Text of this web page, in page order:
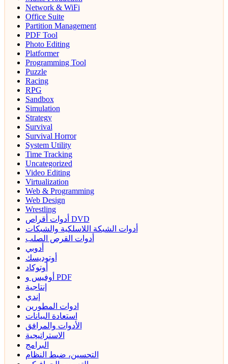
Network & WiFi
Office Suite
Partition Management
PDF Tool
Photo Editing
Platformer
Programming Tool
Puzzle
Racing
RPG
Sandbox
Simulation
Strategy
Survival
Survival Horror
System Utility
Time Tracking
Uncategorized
Video Editing
Virtualization
Web & Programming
Web Design
Wrestling
أدوات أقراص DVD
أدوات الشبكة اللاسلكية والشبكات
أدوات القرص الصلب
أدوبي
أوتوديسك
أوتوكاد
أوفيس و PDF
إنتاجية
إندي
ادوات المطورين
استعادة البيانات
الأدوات والمرافق
الاستراتيجية
البرامج
التحسين، ضبط النظام